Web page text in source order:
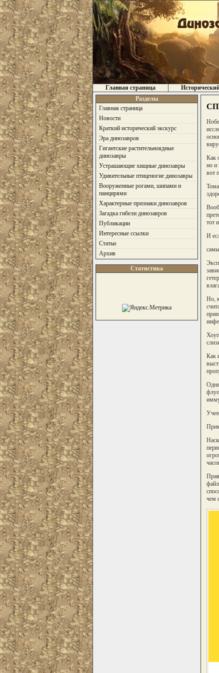
Главная страница
Разделы
Главная страница
Новости
Краткий исторический экскурс
Эра динозавров
Гигантские растительноядные
динозавры
Устрашающие хищные динозавры
Удивительные птиценогие динозавры
Вооруженные рогами, шипами и
панцирями
Характерные признаки динозавров
Загадка гибели динозавров
Публикации
Интересные ссылки
Статьи
Архив
Статистика
Как
но и
вот
тот
И
Но,
Как
чем